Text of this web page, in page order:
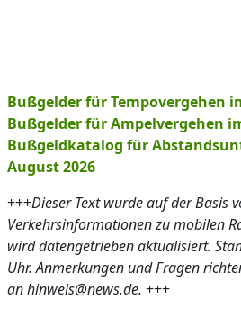
Bußgelder für Tempovergehen
Bußgelder für Ampelvergehen
Bußgeldkatalog für
August 2026
+++Dieser Text wurde auf der Basis
Verkehrsinformationen zu mobilen
wird datengetrieben aktualisiert.
Uhr. Anmerkungen und Fragen
an hinweis@news.de. +++